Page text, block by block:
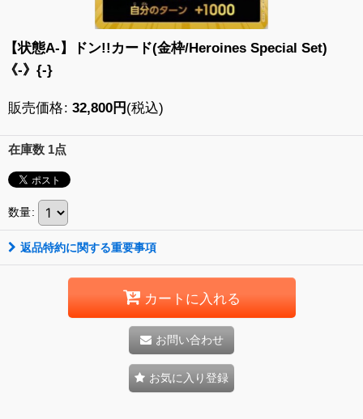
【状態A-】ドン!!カード(金枠/Heroines Special Set)
《-》{-}
販売価格: 32,800円 (税込)
在庫数 1点
数量:
返品特約に関する重要事項
カートに入れる
お問い合わせ
お気に入り登録